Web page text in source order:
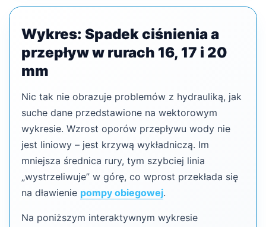
Wykres: Spadek ciśnienia a
przepływ w rurach 16, 17 i 20
mm
Nic tak nie obrazuje problemów z hydrauliką, jak
suche dane przedstawione na wektorowym
wykresie. Wzrost oporów przepływu wody nie
jest liniowy – jest krzywą wykładniczą. Im
mniejsza średnica rury, tym szybciej linia
„wystrzeliwuje” w górę, co wprost przekłada się
na dławienie pompy obiegowej.
Na poniższym interaktywnym wykresie